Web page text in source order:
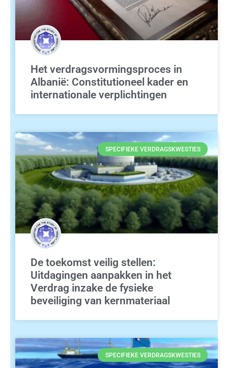
Het verdragsvormingsproces in
Albanië: Constitutioneel kader en
internationale verplichtingen
SPECIFIEKE VERDRAGSKWESTIES
De toekomst veilig stellen:
Uitdagingen aanpakken in het
Verdrag inzake de fysieke
beveiliging van kernmateriaal
SPECIFIEKE VERDRAGSKWESTIES